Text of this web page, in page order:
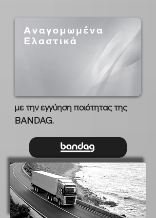
Αναγομωμένα
Ελαστικά
με την εγγύηση ποιότητας της
BANDAG.